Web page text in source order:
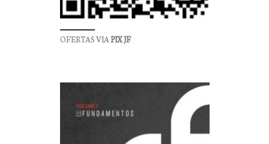
OFERTAS VIAPIX JF